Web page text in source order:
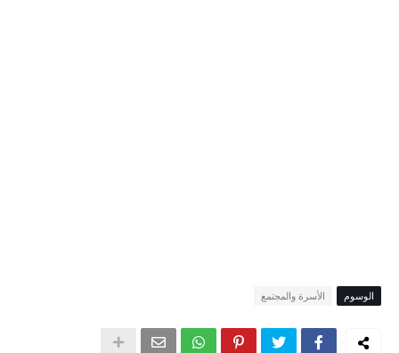
الوسوم الأسرة والمجتمع